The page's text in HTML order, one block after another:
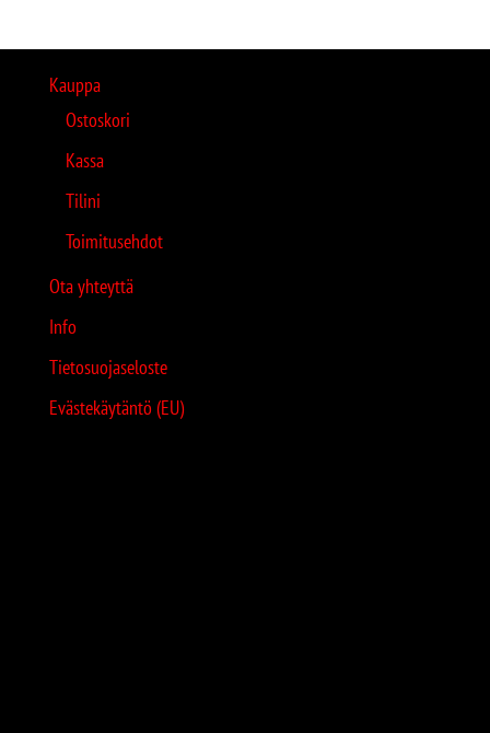
Kauppa
Ostoskori
Kassa
Tilini
Toimitusehdot
Ota yhteyttä
Info
Tietosuojaseloste
Evästekäytäntö (EU)